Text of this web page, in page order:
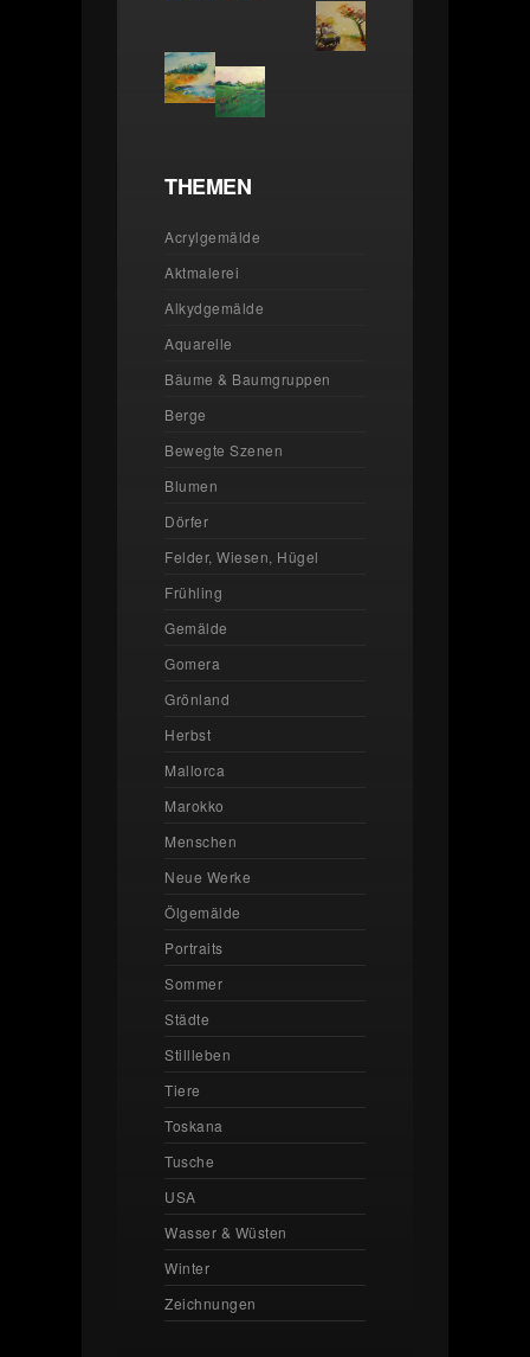
THEMEN
Acrylgemälde
Aktmalerei
Alkydgemälde
Aquarelle
Bäume & Baumgruppen
Berge
Bewegte Szenen
Blumen
Dörfer
Felder, Wiesen, Hügel
Frühling
Gemälde
Gomera
Grönland
Herbst
Mallorca
Marokko
Menschen
Neue Werke
Ölgemälde
Portraits
Sommer
Städte
Stillleben
Tiere
Toskana
Tusche
USA
Wasser & Wüsten
Winter
Zeichnungen